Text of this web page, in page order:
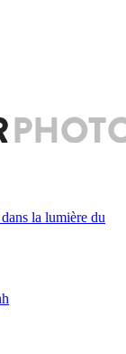
la lumière du